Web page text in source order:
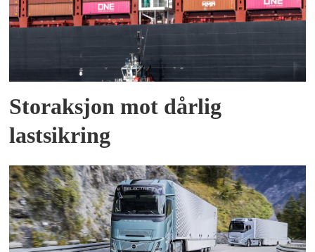
Storaksjon mot dårlig
lastsikring